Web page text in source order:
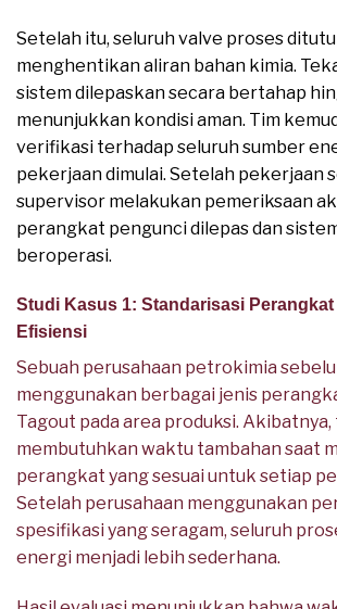
Setelah itu, seluruh valve proses
menghentikan aliran bahan kimia.
sistem dilepaskan secara bertahap
menunjukkan kondisi aman. Tim
verifikasi terhadap seluruh sumber
pekerjaan dimulai. Setelah pekerjaan
supervisor melakukan pemeriksaan
perangkat pengunci dilepas dan
beroperasi.
Studi Kasus 1: Standarisasi
Efisiensi
Sebuah perusahaan petrokimia
menggunakan berbagai jenis
Tagout pada area produksi.
membutuhkan waktu tambahan saat
perangkat yang sesuai untuk setiap
Setelah perusahaan menggunakan
spesifikasi yang seragam, seluruh
energi menjadi lebih sederhana.